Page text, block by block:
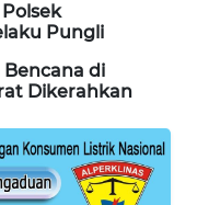
Pungli
di
Dikerahkan